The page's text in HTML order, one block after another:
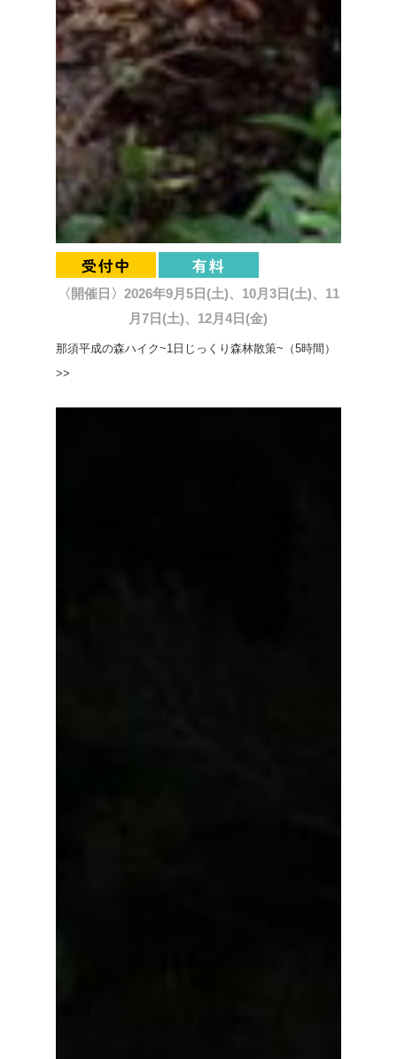
〈開催日〉2026年9月5日(土)、10月3日(土)、11
月7日(土)、12月4日(金)
那須平成の森ハイク~1日じっくり森林散策~（5時間）
>>